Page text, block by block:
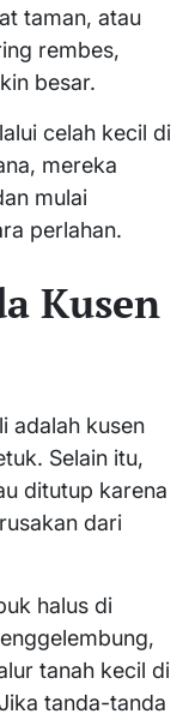
taman, atau
rembes,
besar.
celah kecil di
mereka
mulai
perlahan.
Kusen
adalah kusen
Selain itu,
ditutup karena
dari
halus di
tanah kecil di
tanda-tanda